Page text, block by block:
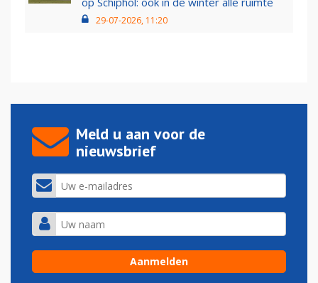
29-07-2026, 11:20
Meld u aan voor de
nieuwsbrief